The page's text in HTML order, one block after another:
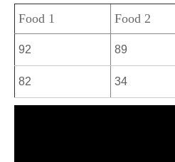
Food 1 Food 2
92 89
82 34